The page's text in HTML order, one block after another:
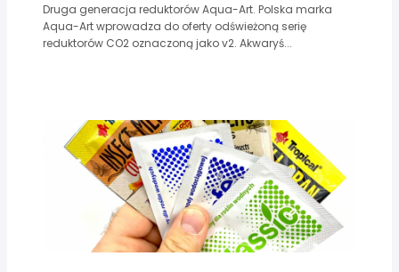
Druga generacja reduktorów Aqua-Art. Polska marka
Aqua-Art wprowadza do oferty odświeżoną serię
reduktorów CO2 oznaczoną jako v2. Akwaryś...